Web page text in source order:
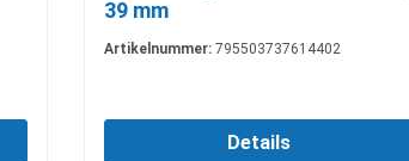
39 mm
Artikelnummer: 795503737614402
Details